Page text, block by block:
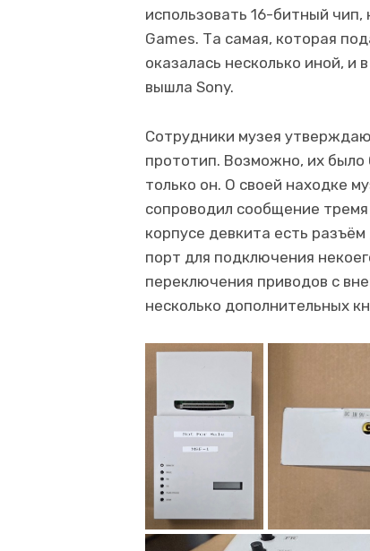
использовать 16-битный
Games. Та самая, которая
оказалась несколько иной, и
вышла Sony.
Сотрудники музея
прототип. Возможно, их
только он. О своей находке
сопроводил сообщение
корпусе девкита есть
порт для подключения
переключения приводов с
несколько дополнительных